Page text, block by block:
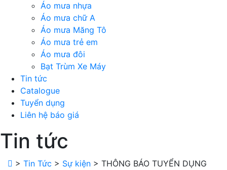
Áo mưa nhựa
Áo mưa chữ A
Áo mưa Măng Tô
Áo mưa trẻ em
Áo mưa đôi
Bạt Trùm Xe Máy
Tin tức
Catalogue
Tuyển dụng
Liên hệ báo giá
Tin tức
> Tin Tức > Sự kiện > THÔNG BÁO TUYỂN DỤNG